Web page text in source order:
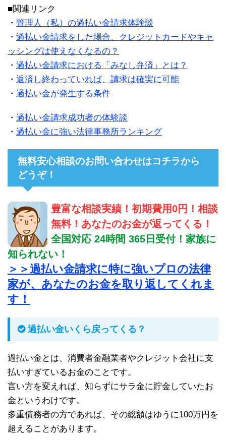
■関連リンク
・ 管理人（私）の過払い金請求体験談
・ 過払い金請求をした場合、クレジットカードやキャ
ッシングは使えなくなるの？
・ 過払い金請求における「みなし弁済」とは？
・ 返済し終わっていれば、請求は確実に可能
・ 過払い金が発生する条件
・ 過払い金請求成功者の体験談
・ 過払い金に強い法律事務所ランキング
無料安心相談のお問い合わせはコチラから
どうぞ！
豊富な相談実績！初期費用0円！相談
無料！あなたのお金が返ってくる！
全国対応 24時間 365日受付！家族に
知られない！
＞＞過払い金請求に特に強いプロの法律
家が、あなたのお金を取り返してくれま
す！
過払い金いくら戻ってくる？
過払い金とは、消費者金融業者やクレジット会社に支
払いすぎているお金のことです。
言い方を変えれば、知らずにサラ金に貯金していたお
金というわけです。
多重債務者の方であれば、その総額はゆうに100万円を
超えることがあります。